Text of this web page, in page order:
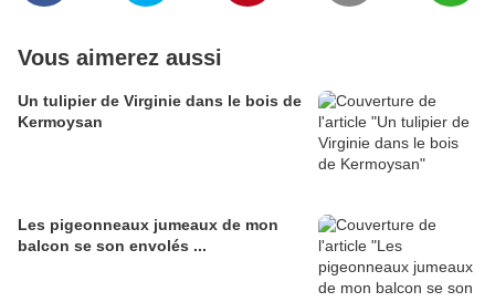
Vous aimerez aussi
Un tulipier de Virginie dans le bois de
Kermoysan
Les pigeonneaux jumeaux de mon
balcon se son envolés ...